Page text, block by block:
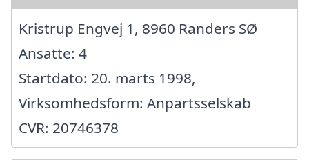
Kristrup Engvej 1, 8960 Randers SØ
Ansatte: 4
Startdato: 20. marts 1998,
Virksomhedsform: Anpartsselskab
CVR: 20746378